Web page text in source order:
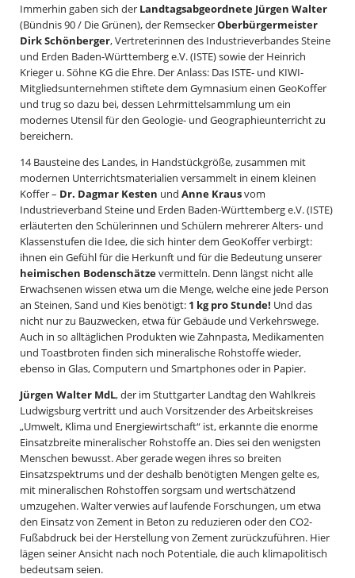
Immerhin gaben sich der Landtagsabgeordnete Jürgen Walter
(Bündnis 90 / Die Grünen), der RemseckerOberbürgermeister
Dirk Schönberger, Vertreterinnen des Industrieverbandes Steine
und Erden Baden-Württemberg e.V. (ISTE) sowie der Heinrich
Krieger u. Söhne KG die Ehre. Der Anlass: Das ISTE- und KIWI-
Mitgliedsunternehmen stiftete dem Gymnasium einen GeoKoffer
und trug so dazu bei, dessen Lehrmittelsammlung um ein
modernes Utensil für den Geologie- und Geographieunterricht zu
bereichern.
14 Bausteine des Landes, in Handstückgröße, zusammen mit
modernen Unterrichtsmaterialien versammelt in einem kleinen
Koffer – Dr. Dagmar Kesten und Anne Krausvom
Industrieverband Steine und Erden Baden-Württemberg e.V. (ISTE)
erläuterten den Schülerinnen und Schülern mehrerer Alters- und
Klassenstufen die Idee, die sich hinter dem GeoKoffer verbirgt:
ihnen ein Gefühl für die Herkunft und für die Bedeutung unserer
heimischen Bodenschätzevermitteln. Denn längst nicht alle
Erwachsenen wissen etwa um die Menge, welche eine jede Person
an Steinen, Sand und Kies benötigt: 1 kg pro Stunde! Und das
nicht nur zu Bauzwecken, etwa für Gebäude und Verkehrswege.
Auch in so alltäglichen Produkten wie Zahnpasta, Medikamenten
und Toastbroten finden sich mineralische Rohstoffe wieder,
ebenso in Glas, Computern und Smartphones oder in Papier.
Jürgen Walter MdL, der im Stuttgarter Landtag den Wahlkreis
Ludwigsburg vertritt und auch Vorsitzender des Arbeitskreises
„Umwelt, Klima und Energiewirtschaft“ ist, erkannte die enorme
Einsatzbreite mineralischer Rohstoffe an. Dies sei den wenigsten
Menschen bewusst. Aber gerade wegen ihres so breiten
Einsatzspektrums und der deshalb benötigten Mengen gelte es,
mit mineralischen Rohstoffen sorgsam und wertschätzend
umzugehen. Walter verwies auf laufende Forschungen, um etwa
den Einsatz von Zement in Beton zu reduzieren oder den CO2-
Fußabdruck bei der Herstellung von Zement zurückzuführen. Hier
lägen seiner Ansicht nach noch Potentiale, die auch klimapolitisch
bedeutsam seien.